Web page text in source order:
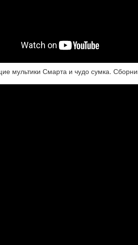
мультики Смарта и чудо сумка.